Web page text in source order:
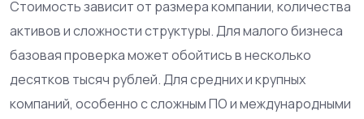
Стоимость зависит от размера компании, количества
активов и сложности структуры. Для малого бизнеса
базовая проверка может обойтись в несколько
десятков тысяч рублей. Для средних и крупных
компаний, особенно с сложным ПО и международными